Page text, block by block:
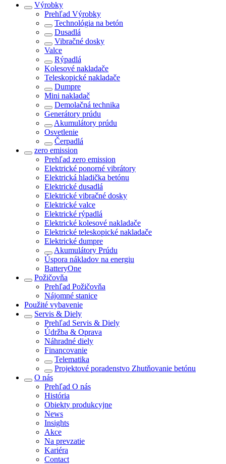
Výrobky
Prehľad Výrobky
Technológia na betón
Dusadlá
Vibračné dosky
Valce
Rýpadlá
Kolesové nakladače
Teleskopické nakladače
Dumpre
Mini nakladač
Demolačná technika
Generátory prúdu
Akumulátory prúdu
Osvetlenie
Čerpadlá
zero emission
Prehľad zero emission
Elektrické ponorné vibrátory
Elektrická hladička betónu
Elektrické dusadlá
Elektrické vibračné dosky
Elektrické valce
Elektrické rýpadlá
Elektrické kolesové nakladače
Elektrické teleskopické nakladače
Elektrické dumpre
Akumulátory Prúdu
Úspora nákladov na energiu
BatteryOne
Požičovňa
Prehľad Požičovňa
Nájomné stanice
Použité vybavenie
Servis & Diely
Prehľad Servis & Diely
Údržba & Oprava
Náhradné diely
Financovanie
Telematika
Projektové poradenstvo Zhutňovanie betónu
O nás
Prehľad O nás
História
Obiekty produkcyjne
News
Insights
Akce
Na prevzatie
Kariéra
Contact